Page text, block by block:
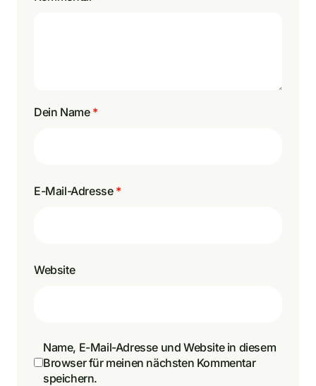
Dein Name *
E-Mail-Adresse *
Website
Name, E-Mail-Adresse und Website in diesem
Browser für meinen nächsten Kommentar
speichern.